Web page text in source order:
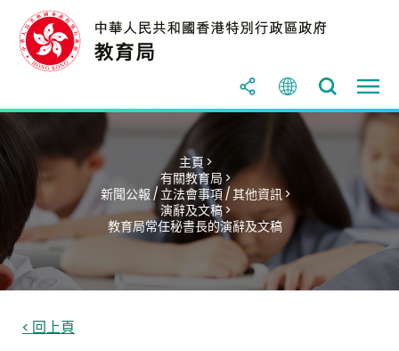
主頁 >
有關教育局 >
新聞公報 / 立法會事項 / 其他資訊 >
演辭及文稿 >
教育局常任秘書長的演辭及文稿
< 回上頁